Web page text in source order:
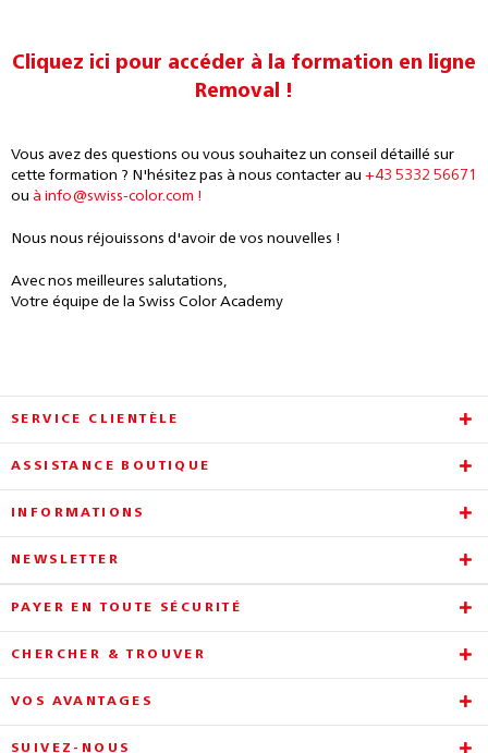
Cliquez ici pour accéder à la formation en ligne
Removal !
Vous avez des questions ou vous souhaitez un conseil détaillé sur
cette formation ? N'hésitez pas à nous contacter au +43 5332 56671
ou à info@swiss-color.com !
Nous nous réjouissons d'avoir de vos nouvelles !
Avec nos meilleures salutations,
Votre équipe de la Swiss Color Academy
SERVICE CLIENTÈLE
ASSISTANCE BOUTIQUE
INFORMATIONS
NEWSLETTER
PAYER EN TOUTE SÉCURITÉ
CHERCHER & TROUVER
VOS AVANTAGES
SUIVEZ-NOUS